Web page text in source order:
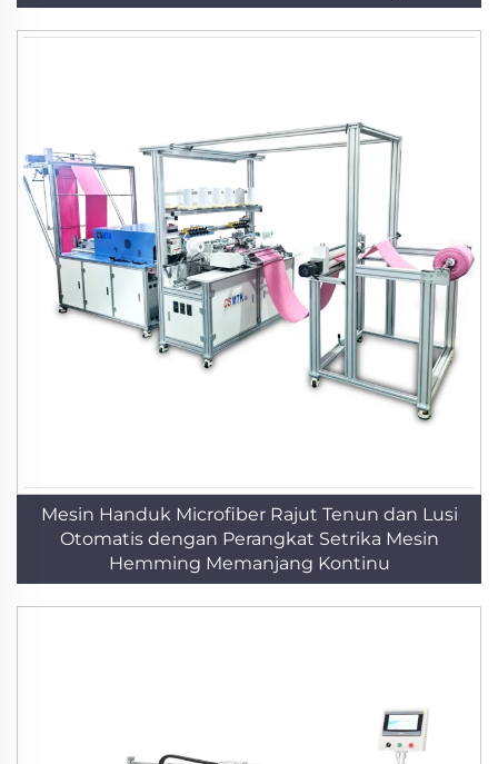
Teknologi PLC
Mesin Handuk Microfiber Rajut Tenun dan Lusi
Otomatis dengan Perangkat Setrika Mesin
Hemming Memanjang Kontinu